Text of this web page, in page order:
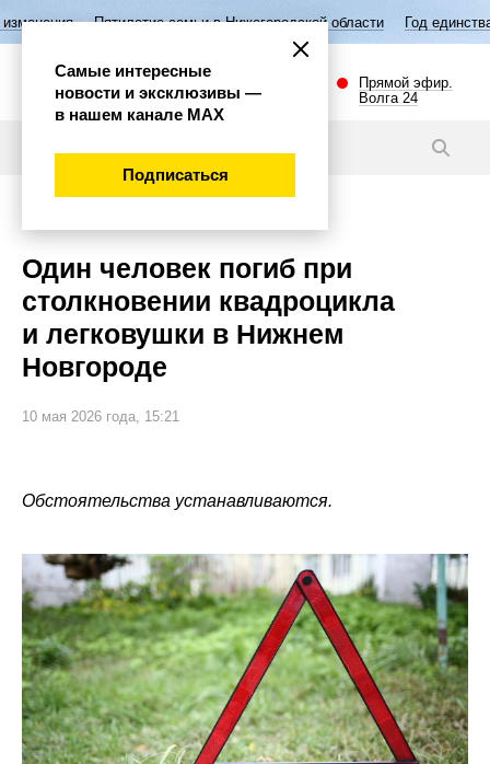
Пятилетие семьи в Нижегородской области Год единства народов
Прямой эфир.
Волга 24
Один человек погиб при
столкновении квадроцикла
и легковушки в Нижнем
Новгороде
10 мая 2026 года, 15:21
Обстоятельства устанавливаются.
Самые интересные
новости и эксклюзивы —
в нашем канале МАХ
Подписаться